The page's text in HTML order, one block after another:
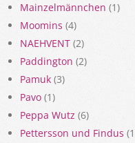
Mainzelmännchen (1)
Moomins (4)
NAEHVENT (2)
Paddington (2)
Pamuk (3)
Pavo (1)
Peppa Wutz (6)
Pettersson und Findus